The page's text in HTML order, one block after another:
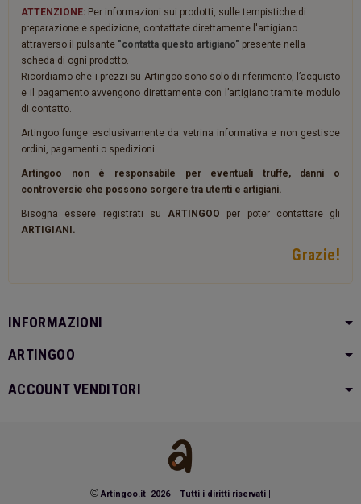
ATTENZIONE: Per informazioni sui prodotti, sulle tempistiche di
preparazione e spedizione, contattate direttamente l'artigiano
attraverso il pulsante "contatta questo artigiano" presente nella
scheda di ogni prodotto.
Ricordiamo che i prezzi su Artingoo sono solo di riferimento, l’acquisto
e il pagamento avvengono direttamente con l’artigiano tramite modulo
di contatto.
Artingoo funge esclusivamente da vetrina informativa e non gestisce
ordini, pagamenti o spedizioni.
Artingoo non è responsabile per eventuali truffe, danni o
controversie che possono sorgere tra utenti e artigiani.
Bisogna essere registrati su ARTINGOO per poter contattare gli
ARTIGIANI.
Grazie!
INFORMAZIONI
ARTINGOO
ACCOUNT VENDITORI
© Artingoo.it 2026 | Tutti i diritti riservati |